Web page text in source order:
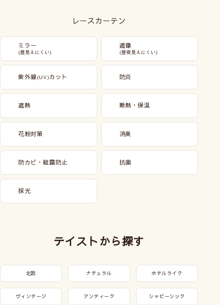
レースカーテン
ミラー
(昼見えにくい)
遮像
(昼夜見えにくい)
紫外線(UV)カット 防炎
遮熱 断熱・保温
花粉対策 消臭
防カビ・結露防止 抗菌
採光
テイストから探す
北欧 ナチュラル ホテルライク
ヴィンテージ アンティーク シャビーシック